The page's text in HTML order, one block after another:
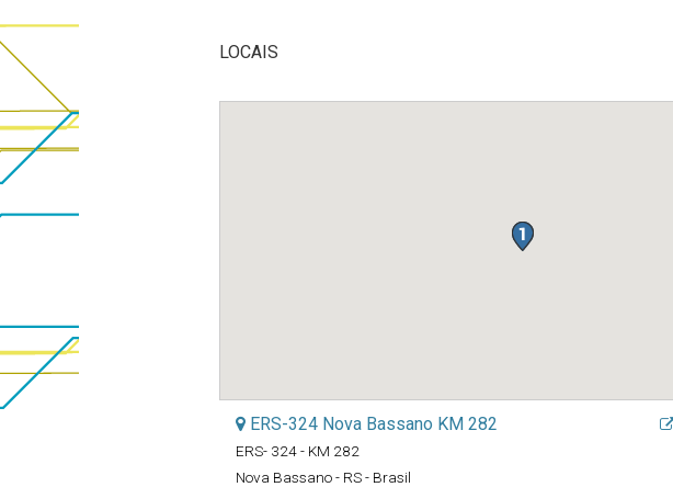
LOCAIS
ERS-324 Nova Bassano KM 282
ERS- 324 - KM 282
Nova Bassano - RS - Brasil